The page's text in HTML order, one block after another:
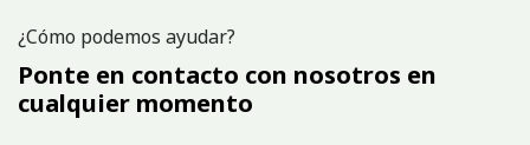
¿Cómo podemos ayudar?
Ponte en contacto con nosotros en
cualquier momento